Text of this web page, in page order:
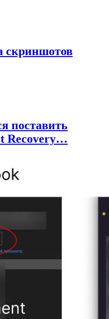
скриншотов
поставить
Recovery…